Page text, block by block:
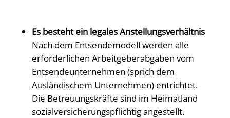
Es besteht ein legales Anstellungsverhältnis
Nach dem Entsendemodell werden alle
erforderlichen Arbeitgeberabgaben vom
Entsendeunternehmen (sprich dem
Ausländischem Unternehmen) entrichtet.
Die Betreuungskräfte sind im Heimatland
sozialversicherungspflichtig angestellt.